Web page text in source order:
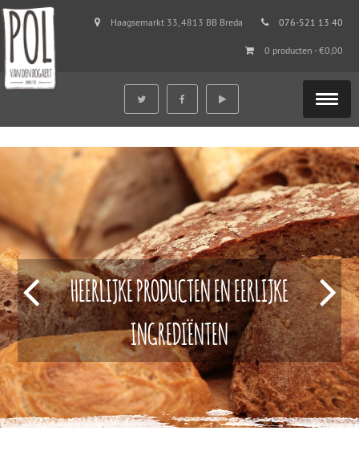
Haagsemarkt 33, 4813 BB Breda 076-521 13 40
0 producten -€0,00
HEERLIJKE PRODUCTEN EN EERLIJKE
INGREDIËNTEN